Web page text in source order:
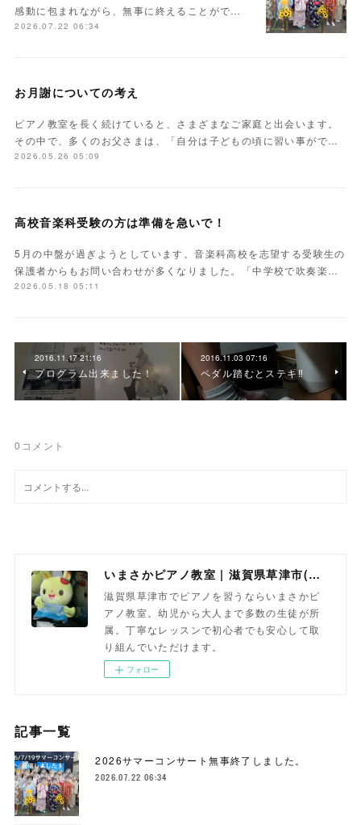
感動に包まれながら、無事に終えることがで…
2026.07.22 06:34
お月謝についての考え
ピアノ教室を長く続けていると、さまざまなご家庭と出会います。
その中で、多くのお父さまは、「自分は子どもの頃に習い事がで…
2026.05.26 05:09
高校音楽科受験の方は準備を急いで！
5月の中盤が過ぎようとしています。音楽科高校を志望する受験生の
保護者からもお問い合わせが多くなりました。「中学校で吹奏楽…
2026.05.18 05:11
2016.11.17 21:16
プログラム出来ました！
2016.11.03 07:16
ペダル踏むとステキ‼
0 コメント
いまさかピアノ教室 | 滋賀県草津市(南草津)のピアノ教室
滋賀県草津市でピアノを習うならいまさかピ
アノ教室。幼児から大人まで多数の生徒が所
属。丁寧なレッスンで初心者でも安心して取
り組んでいただけます。
フォロー
記事一覧
2026サマーコンサート無事終了しました。
2026.07.22 06:34